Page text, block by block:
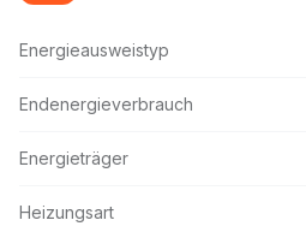
Energieausweistyp
Endenergieverbrauch
Energieträger
Heizungsart